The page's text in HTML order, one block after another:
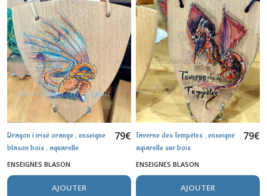
Dragon i irisé orange , enseigne
blason bois , aquarelle
79€
ENSEIGNES BLASON
AJOUTER
Taverne des Tempêtes , enseigne
aqiarelle sur bois
79€
ENSEIGNES BLASON
AJOUTER